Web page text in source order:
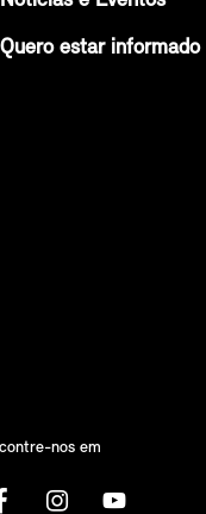
Quero estar informado
nos em